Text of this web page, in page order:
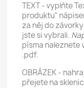
TEXT - vyplňte
produktu"
za něj do
jste si vybrali.
písma naleznete
.pdf.
OBRÁZEK -
přejete na